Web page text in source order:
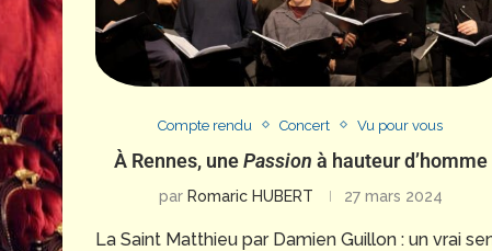
Compte rendu Concert Vu pour vous
À Rennes, unePassion à hauteur d’homme
par Romaric HUBERT 27 mars 2024
La Saint Matthieu par Damien Guillon : un vrai